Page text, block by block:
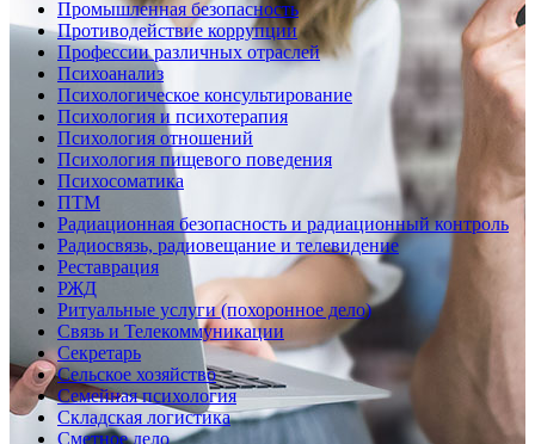
Промышленная безопасность
Противодействие коррупции
Профессии различных отраслей
Психоанализ
Психологическое консультирование
Психология и психотерапия
Психология отношений
Психология пищевого поведения
Психосоматика
ПТМ
Радиационная безопасность и радиационный контроль
Радиосвязь, радиовещание и телевидение
Реставрация
РЖД
Ритуальные услуги (похоронное дело)
Связь и Телекоммуникации
Секретарь
Сельское хозяйство
Семейная психология
Складская логистика
Сметное дело